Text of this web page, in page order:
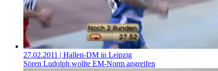
27.02.2011 | Hallen-DM in Leipzig
Sören Ludolph wollte EM-Norm angreifen